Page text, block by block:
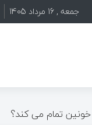
جمعه , 16 مرداد 1405